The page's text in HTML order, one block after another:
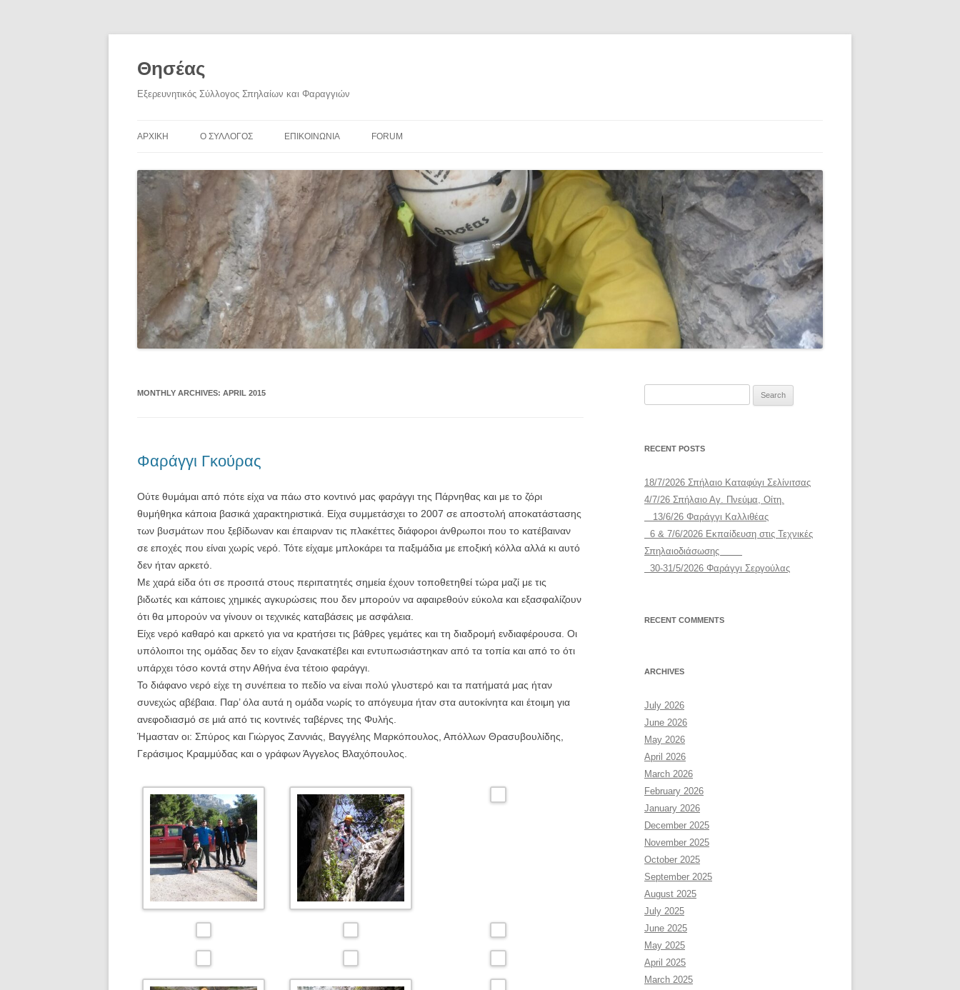
Θησέας
Εξερευνητικός Σύλλογος Σπηλαίων και Φαραγγιών
ΑΡΧΙΚΗ Ο ΣΥΛΛΟΓΟΣ ΕΠΙΚΟΙΝΩΝΙΑ FORUM
MONTHLY ARCHIVES: APRIL 2015
Φαράγγι Γκούρας
Ούτε θυμάμαι από πότε είχα να πάω στο κοντινό μας φαράγγι της Πάρνηθας και με το ζόρι
θυμήθηκα κάποια βασικά χαρακτηριστικά. Είχα συμμετάσχει το 2007 σε αποστολή αποκατάστασης
των βυσμάτων που ξεβίδωναν και έπαιρναν τις πλακέττες διάφοροι άνθρωποι που το κατέβαιναν
σε εποχές που είναι χωρίς νερό. Τότε είχαμε μπλοκάρει τα παξιμάδια με εποξική κόλλα αλλά κι αυτό
δεν ήταν αρκετό.
Με χαρά είδα ότι σε προσιτά στους περιπατητές σημεία έχουν τοποθετηθεί τώρα μαζί με τις
βιδωτές και κάποιες χημικές αγκυρώσεις που δεν μπορούν να αφαιρεθούν εύκολα και εξασφαλίζουν
ότι θα μπορούν να γίνουν οι τεχνικές καταβάσεις με ασφάλεια.
Είχε νερό καθαρό και αρκετό για να κρατήσει τις βάθρες γεμάτες και τη διαδρομή ενδιαφέρουσα. Οι
υπόλοιποι της ομάδας δεν το είχαν ξανακατέβει και εντυπωσιάστηκαν από τα τοπία και από το ότι
υπάρχει τόσο κοντά στην Αθήνα ένα τέτοιο φαράγγι.
Το διάφανο νερό είχε τη συνέπεια το πεδίο να είναι πολύ γλυστερό και τα πατήματά μας ήταν
συνεχώς αβέβαια. Παρ’ όλα αυτά η ομάδα νωρίς το απόγευμα ήταν στα αυτοκίνητα και έτοιμη για
ανεφοδιασμό σε μιά από τις κοντινές ταβέρνες της Φυλής.
Ήμασταν οι: Σπύρος και Γιώργος Ζαννιάς, Βαγγέλης Μαρκόπουλος, Απόλλων Θρασυβουλίδης,
Γεράσιμος Κραμμύδας και ο γράφων Άγγελος Βλαχόπουλος.
RECENT POSTS
18/7/2026 Σπήλαιο Καταφύγι Σελίνιτσας
4/7/26 Σπήλαιο Αγ. Πνεύμα, Οίτη.
13/6/26 Φαράγγι Καλλιθέας
6 & 7/6/2026 Εκπαίδευση στις Τεχνικές
Σπηλαιοδιάσωσης
30-31/5/2026 Φαράγγι Σεργούλας
RECENT COMMENTS
ARCHIVES
July 2026
June 2026
May 2026
April 2026
March 2026
February 2026
January 2026
December 2025
November 2025
October 2025
September 2025
August 2025
July 2025
June 2025
May 2025
April 2025
March 2025